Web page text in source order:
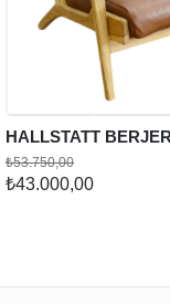
HALLSTATT
₺43.000,00
₺53.750,00